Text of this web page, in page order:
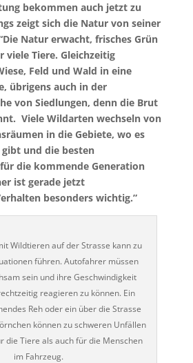
bekommen auch jetzt zu
zeigt sich die Natur von seiner
Natur erwacht, frisches Grün
viele Tiere. Gleichzeitig
Feld und Wald in eine
übrigens auch in der
von Siedlungen, denn die Brut
Viele Wildarten wechseln von
in die Gebiete, wo es
und die besten
die kommende Generation
ist gerade jetzt
besonders wichtig.”
Wildtieren auf der Strasse kann zu
führen. Autofahrer müssen
sein und ihre Geschwindigkeit
reagieren zu können. Ein
Reh oder ein über die Strasse
können zu schweren Unfällen
die Tiere als auch für die Menschen
im Fahrzeug.